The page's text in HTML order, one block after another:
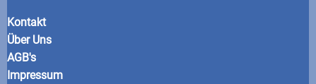
Kontakt
Über Uns
AGB's
Impressum